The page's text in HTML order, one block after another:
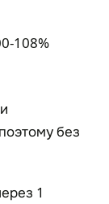
108%
без
1